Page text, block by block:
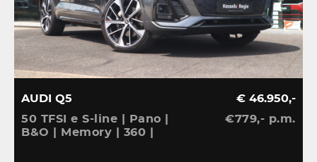
AUDI Q5
50 TFSI e S-line | Pano |
B&O | Memory | 360 |
€ 46.950,-
€779,- p.m.